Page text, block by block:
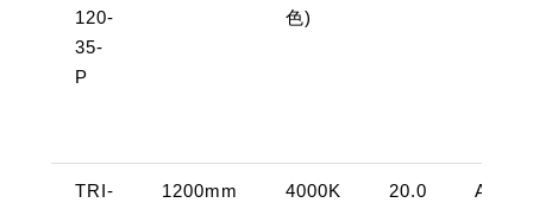
120-
35-
P
色)
TRI-
1200mm
4000K
20.0